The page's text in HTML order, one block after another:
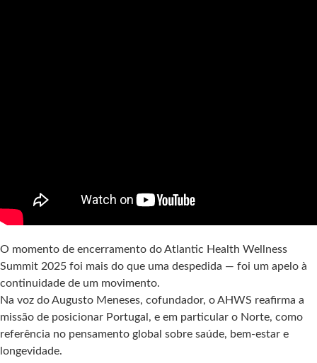
O momento de encerramento do Atlantic Health Wellness
Summit 2025 foi mais do que uma despedida — foi um apelo à
continuidade de um movimento.
Na voz do Augusto Meneses, cofundador, o AHWS reafirma a
missão de posicionar Portugal, e em particular o Norte, como
referência no pensamento global sobre saúde, bem-estar e
longevidade.